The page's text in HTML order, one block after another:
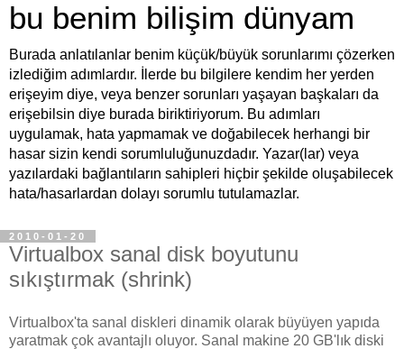
bu benim bilişim dünyam
Burada anlatılanlar benim küçük/büyük sorunlarımı çözerken
izlediğim adımlardır. İlerde bu bilgilere kendim her yerden
erişeyim diye, veya benzer sorunları yaşayan başkaları da
erişebilsin diye burada biriktiriyorum. Bu adımları
uygulamak, hata yapmamak ve doğabilecek herhangi bir
hasar sizin kendi sorumluluğunuzdadır. Yazar(lar) veya
yazılardaki bağlantıların sahipleri hiçbir şekilde oluşabilecek
hata/hasarlardan dolayı sorumlu tutulamazlar.
2010-01-20
Virtualbox sanal disk boyutunu
sıkıştırmak (shrink)
Virtualbox'ta sanal diskleri dinamik olarak büyüyen yapıda
yaratmak çok avantajlı oluyor. Sanal makine 20 GB'lık diski